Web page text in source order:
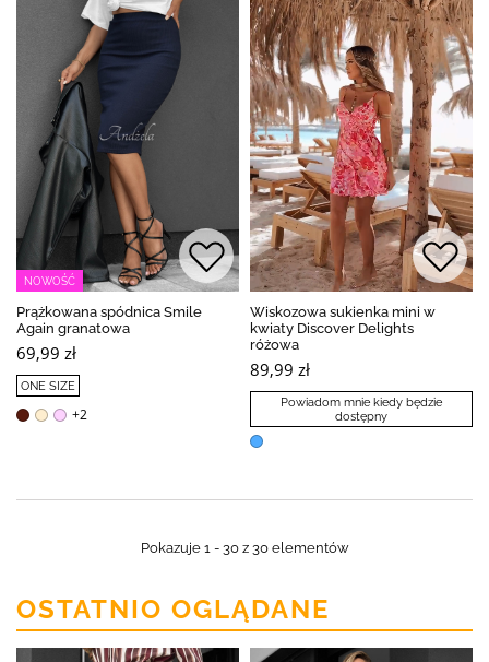
NOWOŚĆ
Prążkowana spódnica Smile
Again granatowa
69,99 zł
ONE SIZE
+2
Wiskozowa sukienka mini w
kwiaty Discover Delights
różowa
89,99 zł
Powiadom mnie kiedy będzie
dostępny
Pokazuje 1 - 30 z 30 elementów
OSTATNIO OGLĄDANE